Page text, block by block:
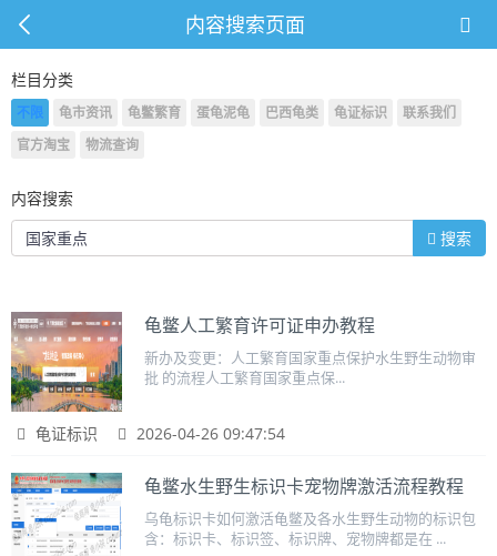
内容搜索页面
栏目分类
不限 龟市资讯 龟鳖繁育 蛋龟泥龟 巴西龟类 龟证标识
联系我们
官方淘宝
物流查询
内容搜索
搜索
龟鳖人工繁育许可证申办教程
新办及变更：人工繁育国家重点保护水生野生动物审
批 的流程人工繁育国家重点保...
龟证标识 2026-04-26 09:47:54
龟鳖水生野生标识卡宠物牌激活流程教程
乌龟标识卡如何激活龟鳖及各水生野生动物的标识包
含：标识卡、标识签、标识牌、宠物牌都是在 ...